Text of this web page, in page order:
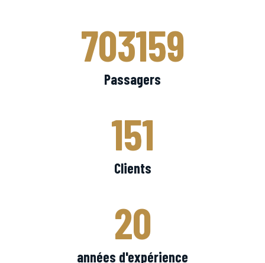
703159
Passagers
151
Clients
20
années d'expérience